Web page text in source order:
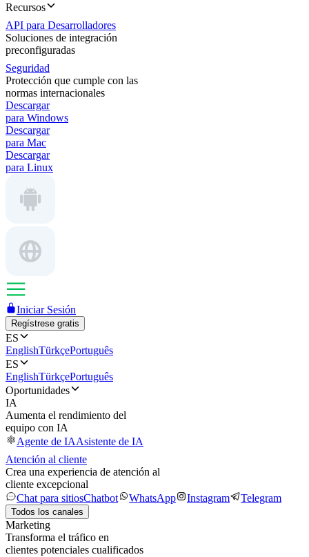
Recursos
API para Desarrolladores
Soluciones de integración
preconfiguradas
Seguridad
Protección que cumple con las
normas internacionales
Descargar
para Windows
Descargar
para Mac
Descargar
para Linux
Iniciar Sesión
Regístrese gratis
ES
EnglishTürkçePortuguês
ES
EnglishTürkçePortuguês
Oportunidades
IA
Aumenta el rendimiento del
equipo con IA
Agente de IAAsistente de IA
Atención al cliente
Crea una experiencia de atención al
cliente excepcional
Chat para sitiosChatbot WhatsApp Instagram Telegram
Todos los canales
Marketing
Transforma el tráfico en
clientes potenciales cualificados